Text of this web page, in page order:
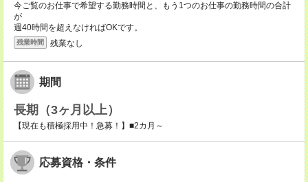
今ご覧のお仕事で希望する勤務時間と、もう1つのお仕事の勤務時間の合計
が
週40時間を超えなければOKです。
残業時間 残業なし
期間
長期（3ヶ月以上）
【現在も積極採用中！急募！】■2カ月～
応募資格・条件